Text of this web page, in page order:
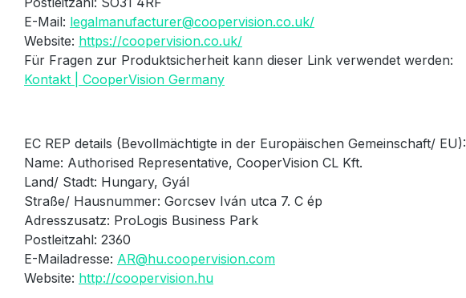
E-Mail: legalmanufacturer@coopervision.co.uk/
Website: https://coopervision.co.uk/
Für Fragen zur Produktsicherheit kann dieser Link verwendet werden:
Kontakt | CooperVision Germany
EC REP details (Bevollmächtigte in der Europäischen Gemeinschaft/ EU):
Name: Authorised Representative, CooperVision CL Kft.
Land/ Stadt: Hungary, Gyál
Straße/ Hausnummer: Gorcsev Iván utca 7. C ép
Adresszusatz: ProLogis Business Park
Postleitzahl: 2360
E-Mailadresse: AR@hu.coopervision.com
Website: http://coopervision.hu